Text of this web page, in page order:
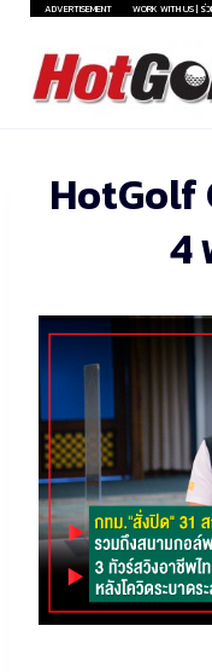
Skip
content
ADVERTISEMENT WORK WITH US | ร่
HotGolf
4